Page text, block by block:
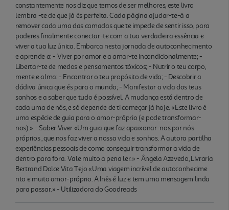
constantemente nos diz que temos de ser melhores, este livro
lembra -te de que já és perfeita. Cada página ajudar-te-á a
remover cada uma das camadas que te impede de sentir isso, para
poderes finalmente conectar-te com a tua verdadeira essência e
viver a tua luz única. Embarca nesta jornada de autoconhecimento
e aprende a: - Viver por amor e a amar-te incondicionalmente; -
Libertar-te de medos e pensamentos tóxicos; - Nutrir o teu corpo,
mente e alma; - Encontrar o teu propósito de vida; - Descobrir a
dádiva única que és para o mundo; - Manifestar a vida dos teus
sonhos e a saber que tudo é possível. A mudança está dentro de
cada uma de nós, e só depende de ti começar já hoje. «Este livro é
uma espécie de guia para o amor-próprio (e pode transformar-
nos).» - Saber Viver «Um guia que faz apaixonar-nos por nós
próprios , que nos faz viver a nossa vida e sonhos. A autora partilha
experiências pessoais de como conseguir transformar a vida de
dentro para fora. Vale muito a pena ler.» - Ângela Azevedo, Livraria
Bertrand Dolce Vita Tejo «Uma viagem incrível de autoconhecime
nto e muito amor-próprio. A Inês é luz e tem uma mensagem linda
para passar.» - Utilizadora do Goodreads